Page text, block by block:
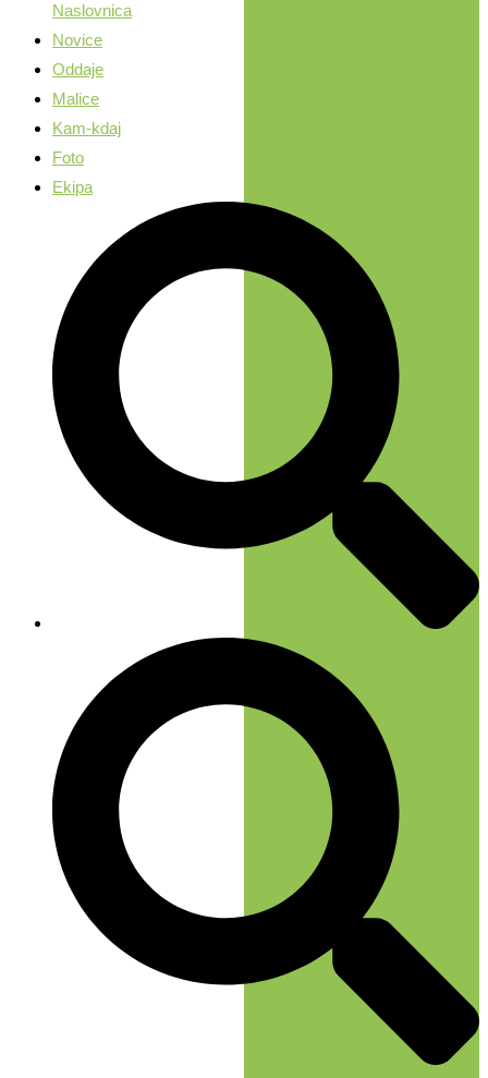
Naslovnica
Novice
Oddaje
Malice
Kam-kdaj
Foto
Ekipa